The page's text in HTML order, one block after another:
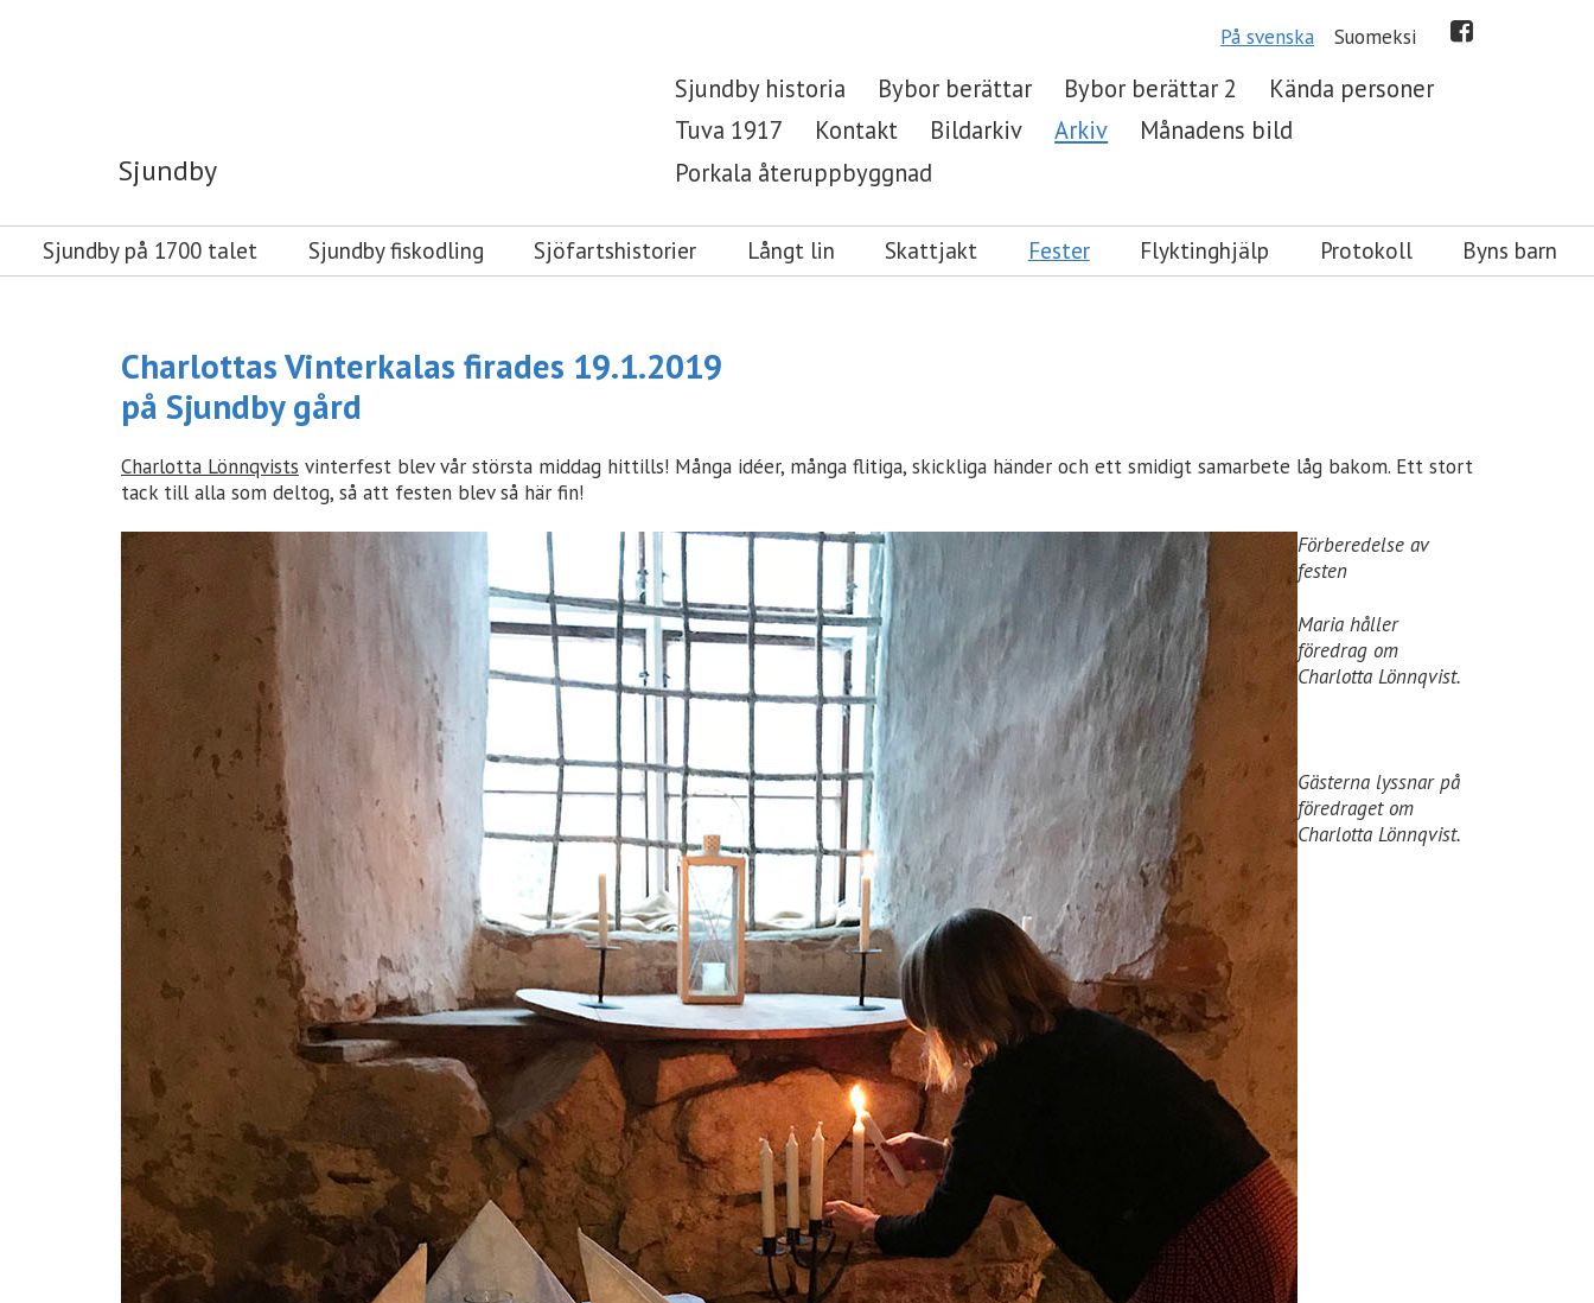
Sjundby
På svenska Suomeksi
Sjundby historia Bybor berättar Bybor berättar 2
Kända personer
Tuva 1917
Kontakt Bildarkiv Arkiv
Månadens bild
Porkala återuppbyggnad
Sjundby på 1700 talet Sjundby fiskodling Sjöfartshistorier Långt lin Skattjakt Fester Flyktinghjälp Protokoll Byns barn
Charlottas Vinterkalas firades 19.1.2019
på Sjundby gård
Charlotta Lönnqvists vinterfest blev vår största middag hittills! Många idéer, många flitiga, skickliga händer och ett smidigt samarbete låg bakom. Ett stort
tack till alla som deltog, så att festen blev så här fin!
Förberedelse av
festen
Maria håller
föredrag om
Charlotta Lönnqvist.
Gästerna lyssnar på
föredraget om
Charlotta Lönnqvist.